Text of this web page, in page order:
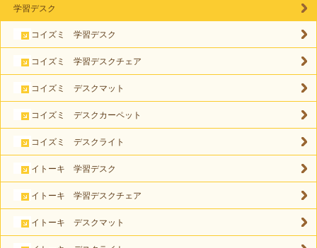
学習デスク
コイズミ 学習デスク
コイズミ 学習デスクチェア
コイズミ デスクマット
コイズミ デスクカーペット
コイズミ デスクライト
イトーキ 学習デスク
イトーキ 学習デスクチェア
イトーキ デスクマット